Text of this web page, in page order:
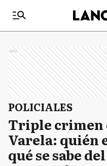
Ads
POLICIALES
Triple crimen
Varela: quién
qué se sabe